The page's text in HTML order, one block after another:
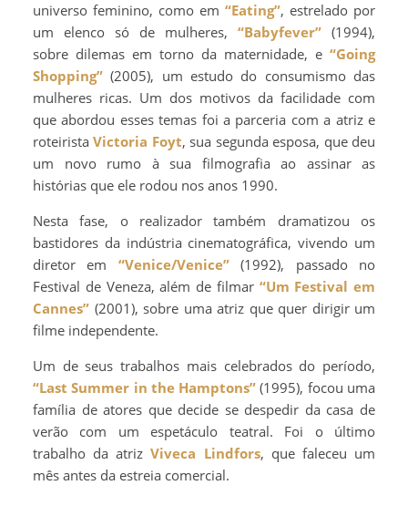
universo feminino, como em “Eating”, estrelado por
um elenco só de mulheres, “Babyfever” (1994),
sobre dilemas em torno da maternidade, e “Going
Shopping” (2005), um estudo do consumismo das
mulheres ricas. Um dos motivos da facilidade com
que abordou esses temas foi a parceria com a atriz e
roteiristaVictoria Foyt, sua segunda esposa, que deu
um novo rumo à sua filmografia ao assinar as
histórias que ele rodou nos anos 1990.
Nesta fase, o realizador também dramatizou os
bastidores da indústria cinematográfica, vivendo um
diretor em “Venice/Venice”(1992), passado no
Festival de Veneza, além de filmar “Um Festival em
Cannes” (2001), sobre uma atriz que quer dirigir um
filme independente.
Um de seus trabalhos mais celebrados do período,
“Last Summer in the Hamptons” (1995), focou uma
família de atores que decide se despedir da casa de
verão com um espetáculo teatral. Foi o último
trabalho da atrizViveca Lindfors, que faleceu um
mês antes da estreia comercial.